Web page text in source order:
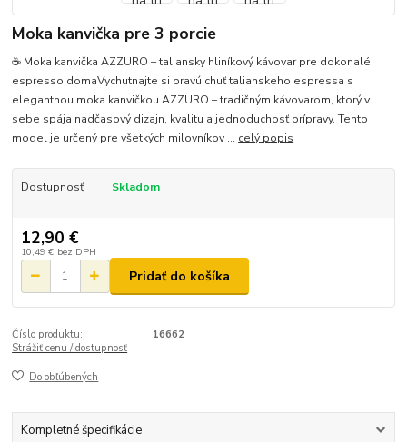
Moka kanvička pre 3 porcie
☕ Moka kanvička AZZURO – taliansky hliníkový kávovar pre dokonalé
espresso domaVychutnajte si pravú chuť talianskeho espressa s
elegantnou moka kanvičkou AZZURO – tradičným kávovarom, ktorý v
sebe spája nadčasový dizajn, kvalitu a jednoduchosť prípravy. Tento
model je určený pre všetkých milovníkov ... celý popis
Dostupnosť Skladom
12,90 €
10,49 € bez DPH
Pridať do košíka
Číslo produktu:
16662
Strážiť cenu / dostupnosť
Do obľúbených
Kompletné špecifikácie